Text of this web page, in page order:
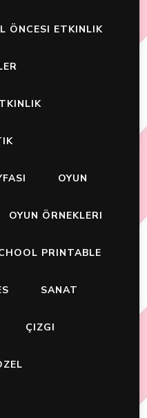
ÖNCESI ETKINLIK
OYUN
OYUN ÖRNEKLERI
PRINTABLE
SANAT
ÇIZGI